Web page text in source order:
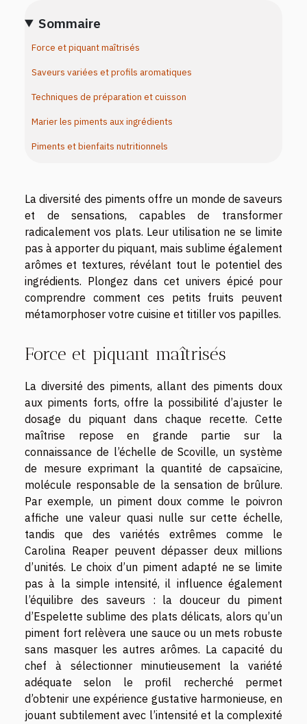
Sommaire
Force et piquant maîtrisés
Saveurs variées et profils aromatiques
Techniques de préparation et cuisson
Marier les piments aux ingrédients
Piments et bienfaits nutritionnels
La diversité des piments offre un monde de saveurs
et de sensations, capables de transformer
radicalement vos plats. Leur utilisation ne se limite
pas à apporter du piquant, mais sublime également
arômes et textures, révélant tout le potentiel des
ingrédients. Plongez dans cet univers épicé pour
comprendre comment ces petits fruits peuvent
métamorphoser votre cuisine et titiller vos papilles.
Force et piquant maîtrisés
La diversité des piments, allant des piments doux
aux piments forts, offre la possibilité d’ajuster le
dosage du piquant dans chaque recette. Cette
maîtrise repose en grande partie sur la
connaissance de l’échelle de Scoville, un système
de mesure exprimant la quantité de capsaïcine,
molécule responsable de la sensation de brûlure.
Par exemple, un piment doux comme le poivron
affiche une valeur quasi nulle sur cette échelle,
tandis que des variétés extrêmes comme le
Carolina Reaper peuvent dépasser deux millions
d’unités. Le choix d’un piment adapté ne se limite
pas à la simple intensité, il influence également
l’équilibre des saveurs : la douceur du piment
d’Espelette sublime des plats délicats, alors qu’un
piment fort relèvera une sauce ou un mets robuste
sans masquer les autres arômes. La capacité du
chef à sélectionner minutieusement la variété
adéquate selon le profil recherché permet
d’obtenir une expérience gustative harmonieuse, en
jouant subtilement avec l’intensité et la complexité